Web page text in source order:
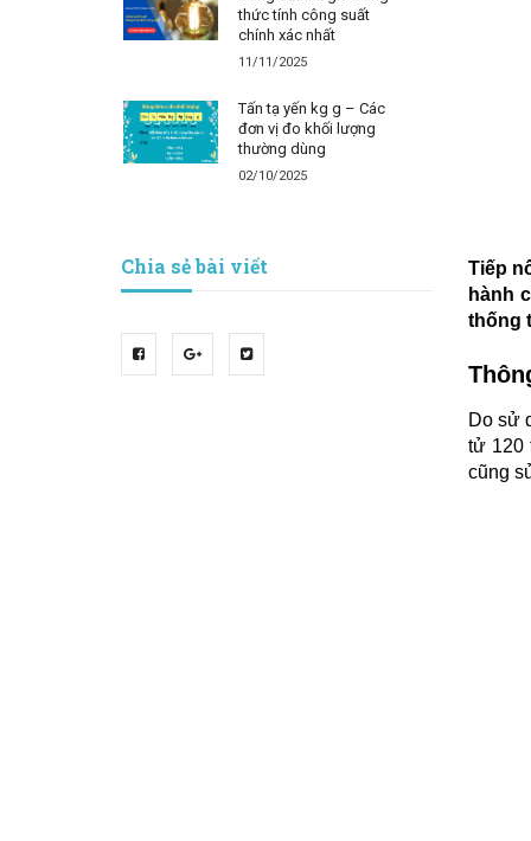
thức tính công suất
chính xác nhất
11/11/2025
Tấn tạ yến kg g – Các
đơn vị đo khối lượng
thường dùng
02/10/2025
Chia sẻ bài viết
Tiếp
hành
thống
Do sử
tử 120
cũng